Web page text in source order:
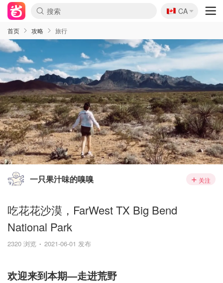
🇨🇦
CA
首页 攻略 旅行
一只果汁味的嗅嗅 关注
吃花花沙漠，FarWest TX Big Bend
National Park
2320 浏览 2021-06-01 发布
欢迎来到本期—走进荒野